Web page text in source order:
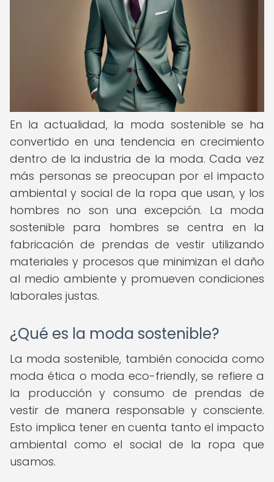
En la actualidad, la moda sostenible se ha
convertido en una tendencia en crecimiento
dentro de la industria de la moda. Cada vez
más personas se preocupan por el impacto
ambiental y social de la ropa que usan, y los
hombres no son una excepción. La moda
sostenible para hombres se centra en la
fabricación de prendas de vestir utilizando
materiales y procesos que minimizan el daño
al medio ambiente y promueven condiciones
laborales justas.
¿Qué es la moda sostenible?
La moda sostenible, también conocida como
moda ética o moda eco-friendly, se refiere a
la producción y consumo de prendas de
vestir de manera responsable y consciente.
Esto implica tener en cuenta tanto el impacto
ambiental como el social de la ropa que
usamos.